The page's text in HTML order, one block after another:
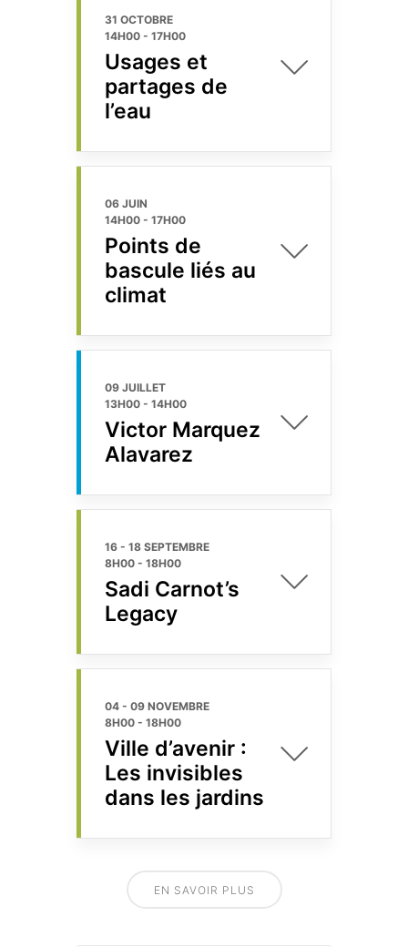
31 OCTOBRE
14H00 - 17H00
Usages et
partages de
l’eau
06 JUIN
14H00 - 17H00
Points de
bascule liés au
climat
09 JUILLET
13H00 - 14H00
Victor Marquez
Alavarez
16 - 18 SEPTEMBRE
8H00 - 18H00
Sadi Carnot’s
Legacy
04 - 09 NOVEMBRE
8H00 - 18H00
Ville d’avenir :
Les invisibles
dans les jardins
EN SAVOIR PLUS